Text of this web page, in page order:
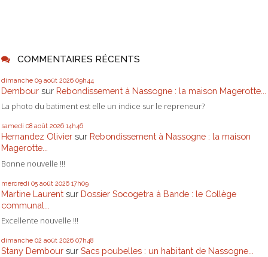
COMMENTAIRES RÉCENTS
dimanche 09 août 2026 09h44
Dembour sur Rebondissement à Nassogne : la maison Magerotte...
La photo du batiment est elle un indice sur le repreneur?
samedi 08 août 2026 14h46
Hernandez Olivier sur Rebondissement à Nassogne : la maison
Magerotte...
Bonne nouvelle !!!
mercredi 05 août 2026 17h09
Martine Laurent sur Dossier Socogetra à Bande : le Collège
communal...
Excellente nouvelle !!!
dimanche 02 août 2026 07h48
Stany Dembour sur Sacs poubelles : un habitant de Nassogne...